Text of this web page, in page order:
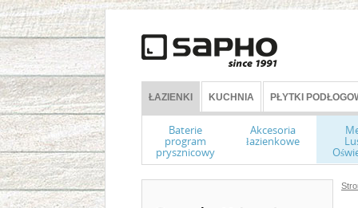
ŁAZIENKI KUCHNIA PŁYTKI
Baterie
program
prysznicowy
Akcesoria
łazienkowe